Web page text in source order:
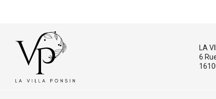
LA
6